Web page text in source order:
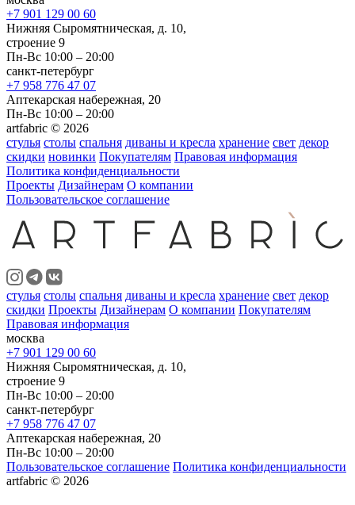
+7 901 129 00 60
Нижняя Сыромятническая, д. 10,
строение 9
Пн-Вс 10:00 – 20:00
санкт-петербург
+7 958 776 47 07
Аптекарская набережная, 20
Пн-Вс 10:00 – 20:00
artfabric © 2026
стулья столы спальня диваны и кресла хранение свет декор
скидки новинки Покупателям Правовая информация
Политика конфиденциальности
Проекты Дизайнерам О компании
Пользовательское соглашение
стулья столы спальня диваны и кресла хранение свет декор
скидки Проекты Дизайнерам О компании Покупателям
Правовая информация
москва
+7 901 129 00 60
Нижняя Сыромятническая, д. 10,
строение 9
Пн-Вс 10:00 – 20:00
санкт-петербург
+7 958 776 47 07
Аптекарская набережная, 20
Пн-Вс 10:00 – 20:00
Пользовательское соглашение Политика конфиденциальности
artfabric © 2026